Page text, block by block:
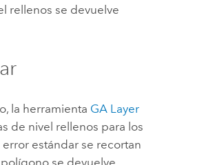
rellenos se devuelve
la herramienta GA Layer
de nivel rellenos para los
estándar se recortan